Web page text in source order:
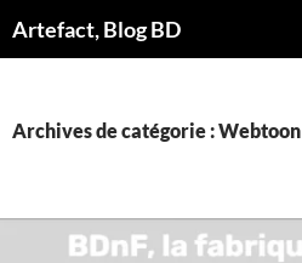
auArtefact, Blog BD
Archives de catégorie : Webtoon